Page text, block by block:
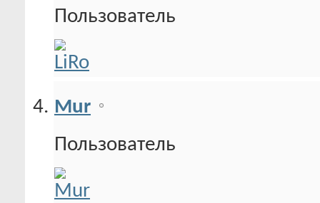
Пользователь
Mur
Пользователь